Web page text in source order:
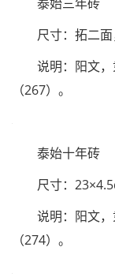
尺寸：9×5cm
说明：阳文
三国魏咸熙二
泰始三年砖
尺寸：拓二
说明：阳文
（267）。